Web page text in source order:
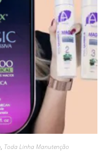
, Toda Linha Manutenção